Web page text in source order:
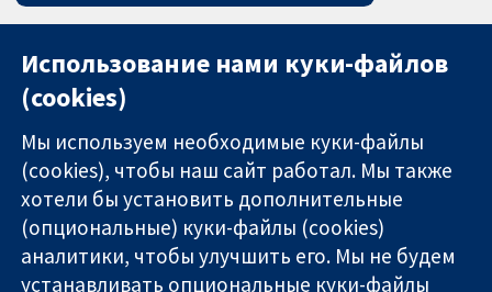
11-13 Cavendish
Связаться с
Использование нами куки-файлов
(cookies)
Мы используем необходимые куки-файлы
(cookies), чтобы наш сайт работал. Мы также
хотели бы установить дополнительные
(опциональные) куки-файлы (cookies)
аналитики, чтобы улучшить его. Мы не будем
устанавливать опциональные куки-файлы